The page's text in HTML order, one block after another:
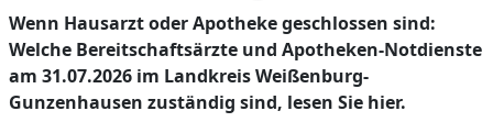
Wenn Hausarzt oder Apotheke geschlossen sind:
Welche Bereitschaftsärzte und Apotheken-Notdienste
am 31.07.2026 im Landkreis Weißenburg-
Gunzenhausen zuständig sind, lesen Sie hier.